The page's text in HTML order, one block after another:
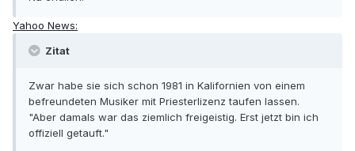
Yahoo News:
Zitat
Zwar habe sie sich schon 1981 in Kalifornien von einem
befreundeten Musiker mit Priesterlizenz taufen lassen.
"Aber damals war das ziemlich freigeistig. Erst jetzt bin ich
offiziell getauft."